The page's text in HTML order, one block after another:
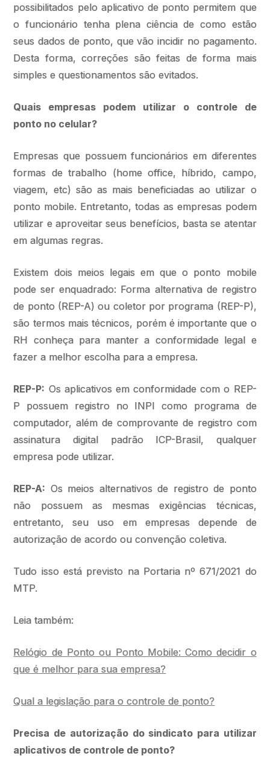
possibilitados pelo aplicativo de ponto permitem que
o funcionário tenha plena ciência de como estão
seus dados de ponto, que vão incidir no pagamento.
Desta forma, correções são feitas de forma mais
simples e questionamentos são evitados.
Quais empresas podem utilizar o controle de
ponto no celular?
Empresas que possuem funcionários em diferentes
formas de trabalho (home office, híbrido, campo,
viagem, etc) são as mais beneficiadas ao utilizar o
ponto mobile. Entretanto, todas as empresas podem
utilizar e aproveitar seus benefícios, basta se atentar
em algumas regras.
Existem dois meios legais em que o ponto mobile
pode ser enquadrado: Forma alternativa de registro
de ponto (REP-A) ou coletor por programa (REP-P),
são termos mais técnicos, porém é importante que o
RH conheça para manter a conformidade legal e
fazer a melhor escolha para a empresa.
REP-P: Os aplicativos em conformidade com o REP-
P possuem registro no INPI como programa de
computador, além de comprovante de registro com
assinatura digital padrão ICP-Brasil, qualquer
empresa pode utilizar.
REP-A: Os meios alternativos de registro de ponto
não possuem as mesmas exigências técnicas,
entretanto, seu uso em empresas depende de
autorização de acordo ou convenção coletiva.
Tudo isso está previsto na Portaria nº 671/2021 do
MTP.
Leia também:
Relógio de Ponto ou Ponto Mobile: Como decidir o
que é melhor para sua empresa?
Qual a legislação para o controle de ponto?
Precisa de autorização do sindicato para utilizar
aplicativos de controle de ponto?